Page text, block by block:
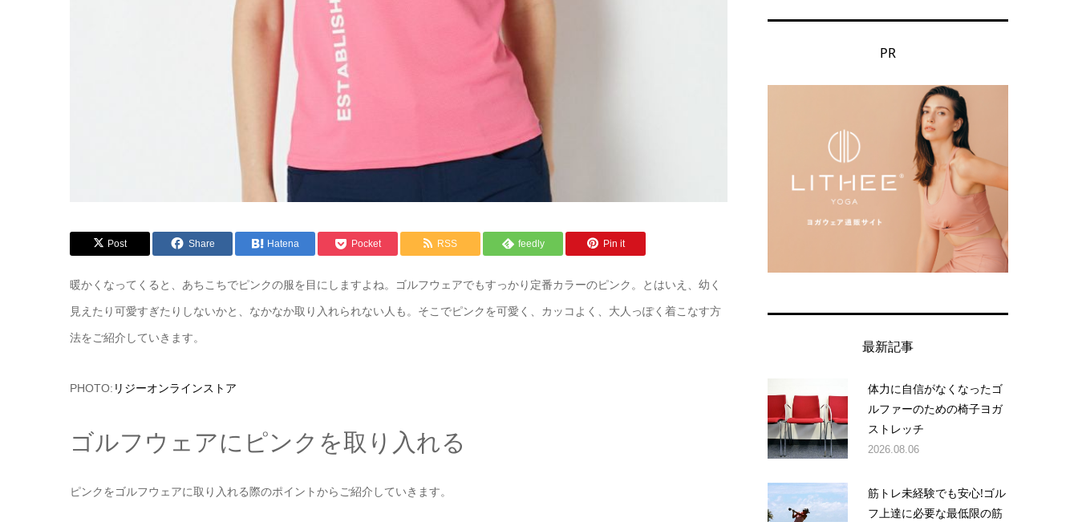
Post Share Hatena Pocket RSS feedly Pin it
暖かくなってくると、あちこちでピンクの服を目にしますよね。ゴルフウェアでもすっかり定番カラーのピンク。とはいえ、幼く
見えたり可愛すぎたりしないかと、なかなか取り入れられない人も。そこでピンクを可愛く、カッコよく、大人っぽく着こなす方
法をご紹介していきます。
PHOTO: リジーオンラインストア
ゴルフウェアにピンクを取り入れる
ピンクをゴルフウェアに取り入れる際のポイントからご紹介していきます。
PR
最新記事
体力に自信がなくなったゴ
ルファーのための椅子ヨガ
ストレッチ
2026.08.06
筋トレ未経験でも安心!ゴル
フ上達に必要な最低限の筋